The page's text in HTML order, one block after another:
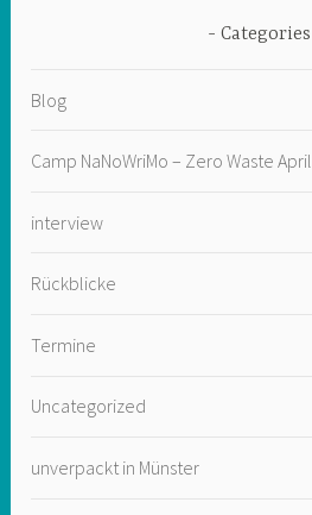
Categories
Blog
Camp NaNoWriMo – Zero Waste April
interview
Rückblicke
Termine
Uncategorized
unverpackt in Münster